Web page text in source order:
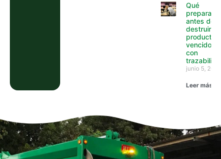
Qué
preparar
antes de
destruir
productos
vencidos
con
junio 5, 2026
Leer más »